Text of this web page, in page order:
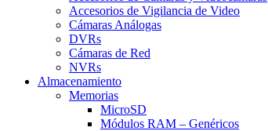
Accesorios de Vigilancia de Video
Cámaras Análogas
DVRs
Cámaras de Red
NVRs
Almacenamiento
Memorias
MicroSD
Módulos RAM – Genéricos